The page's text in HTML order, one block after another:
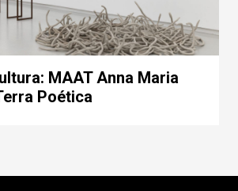
MAAT Anna Maria
Poética